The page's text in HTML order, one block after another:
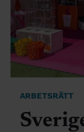
ARBETSRÄTT